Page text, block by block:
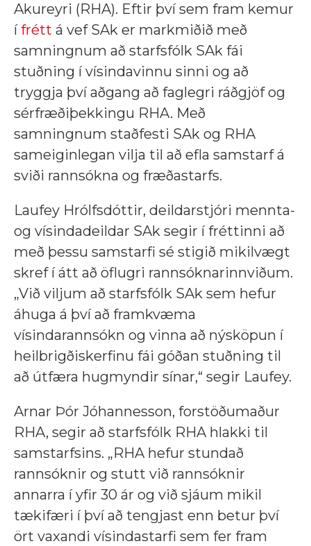
Akureyri (RHA). Eftir því sem fram kemur
ífrétt á vef SAk er markmiðið með
samningnum að starfsfólk SAk fái
stuðning í vísindavinnu sinni og að
tryggja því aðgang að faglegri ráðgjöf og
sérfræðiþekkingu RHA. Með
samningnum staðfesti SAk og RHA
sameiginlegan vilja til að efla samstarf á
sviði rannsókna og fræðastarfs.
Laufey Hrólfsdóttir, deildarstjóri mennta-
og vísindadeildar SAk segir í fréttinni að
með þessu samstarfi sé stigið mikilvægt
skref í átt að öflugri rannsóknarinnviðum.
„Við viljum að starfsfólk SAk sem hefur
áhuga á því að framkvæma
vísindarannsókn og vinna að nýsköpun í
heilbrigðiskerfinu fái góðan stuðning til
að útfæra hugmyndir sínar,“ segir Laufey.
Arnar Þór Jóhannesson, forstöðumaður
RHA, segir að starfsfólk RHA hlakki til
samstarfsins. „RHA hefur stundað
rannsóknir og stutt við rannsóknir
annarra í yfir 30 ár og við sjáum mikil
tækifæri í því að tengjast enn betur því
ört vaxandi vísindastarfi sem fer fram